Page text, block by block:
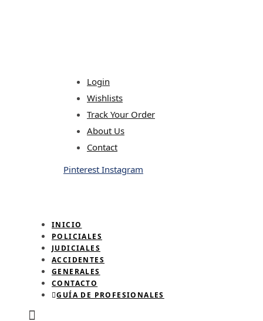
Login
Wishlists
Track Your Order
About Us
Contact
Pinterest Instagram
INICIO
POLICIALES
JUDICIALES
ACCIDENTES
GENERALES
CONTACTO
GUÍA DE PROFESIONALES